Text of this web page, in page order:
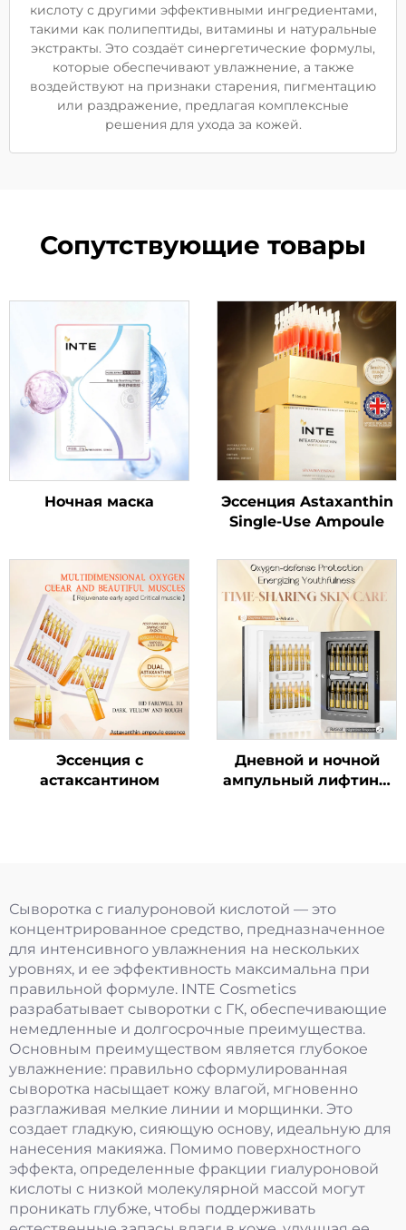
кислоту с другими эффективными ингредиентами,
такими как полипептиды, витамины и натуральные
экстракты. Это создаёт синергетические формулы,
которые обеспечивают увлажнение, а также
воздействуют на признаки старения, пигментацию
или раздражение, предлагая комплексные
решения для ухода за кожей.
Сопутствующие товары
Ночная маска
Эссенция Astaxanthin
Single-Use Ampoule
Эссенция с
астаксантином
Дневной и ночной
ампульный лифтинг-
Сыворотка с гиалуроновой кислотой — это
концентрированное средство, предназначенное
для интенсивного увлажнения на нескольких
уровнях, и ее эффективность максимальна при
правильной формуле. INTE Cosmetics
разрабатывает сыворотки с ГК, обеспечивающие
немедленные и долгосрочные преимущества.
Основным преимуществом является глубокое
увлажнение: правильно сформулированная
сыворотка насыщает кожу влагой, мгновенно
разглаживая мелкие линии и морщинки. Это
создает гладкую, сияющую основу, идеальную для
нанесения макияжа. Помимо поверхностного
эффекта, определенные фракции гиалуроновой
кислоты с низкой молекулярной массой могут
проникать глубже, чтобы поддерживать